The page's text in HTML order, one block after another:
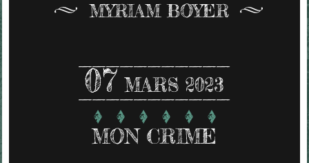
MYRIAM BOYER
07 MARS 2023
MON CRIME